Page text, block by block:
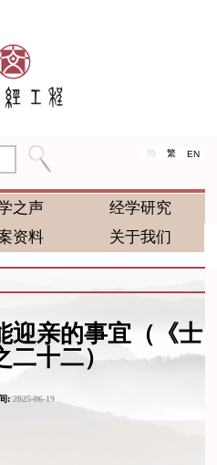
简 繁 EN
之声
经学研究
资料 关于我们
迎亲的事宜（《士
二十二）
:2025-06-19